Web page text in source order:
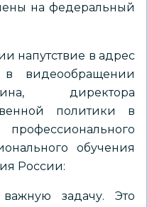
на федеральный
напутствие в адрес
в видеообращении
директора
политики в
обучения
России:
задачу. Это